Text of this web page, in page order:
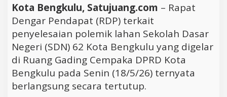
Kota Bengkulu, Satujuang.com – Rapat
Dengar Pendapat (RDP) terkait
penyelesaian polemik lahan Sekolah Dasar
Negeri (SDN) 62 Kota Bengkulu yang digelar
di Ruang Gading Cempaka DPRD Kota
Bengkulu pada Senin (18/5/26) ternyata
berlangsung secara tertutup.